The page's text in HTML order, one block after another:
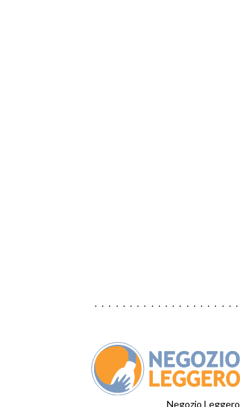
Negozio Leggero